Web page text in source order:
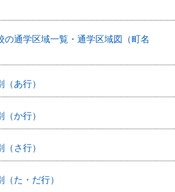
の通学区域一覧・通学区域図（町名
あ行）
か行）
さ行）
た・だ行）